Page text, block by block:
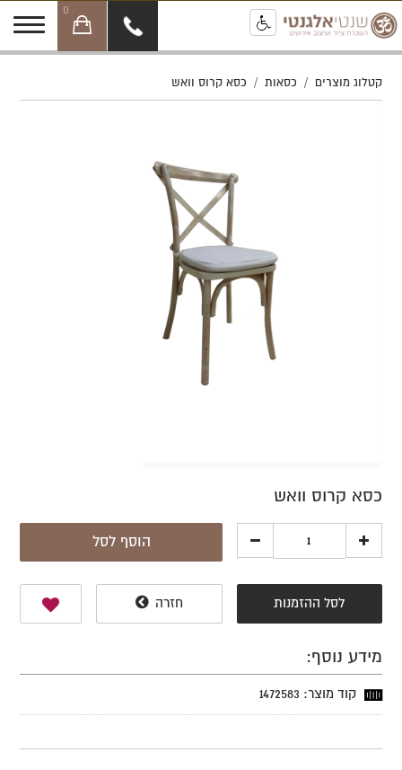
0
קטלוג מוצרים / כסאות / כסא קרוס וואש
כסא קרוס וואש
הוסף לסל
לסל ההזמנות חזרה
מידע נוסף:
קוד מוצר: 1472583